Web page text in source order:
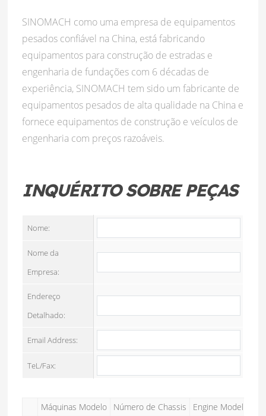
SINOMACH como uma empresa de equipamentos
pesados confiável na China, está fabricando
equipamentos para construção de estradas e
engenharia de fundações com 6 décadas de
experiência, SINOMACH tem sido um fabricante de
equipamentos pesados de alta qualidade na China e
fornece equipamentos de construção e veículos de
engenharia com preços razoáveis.
INQUÉRITO SOBRE PEÇAS
Nome:
Nome da
Empresa:
Endereço
Detalhado:
Email Address:
TeL/Fax:
Máquinas Modelo Número de Chassis Engine Model